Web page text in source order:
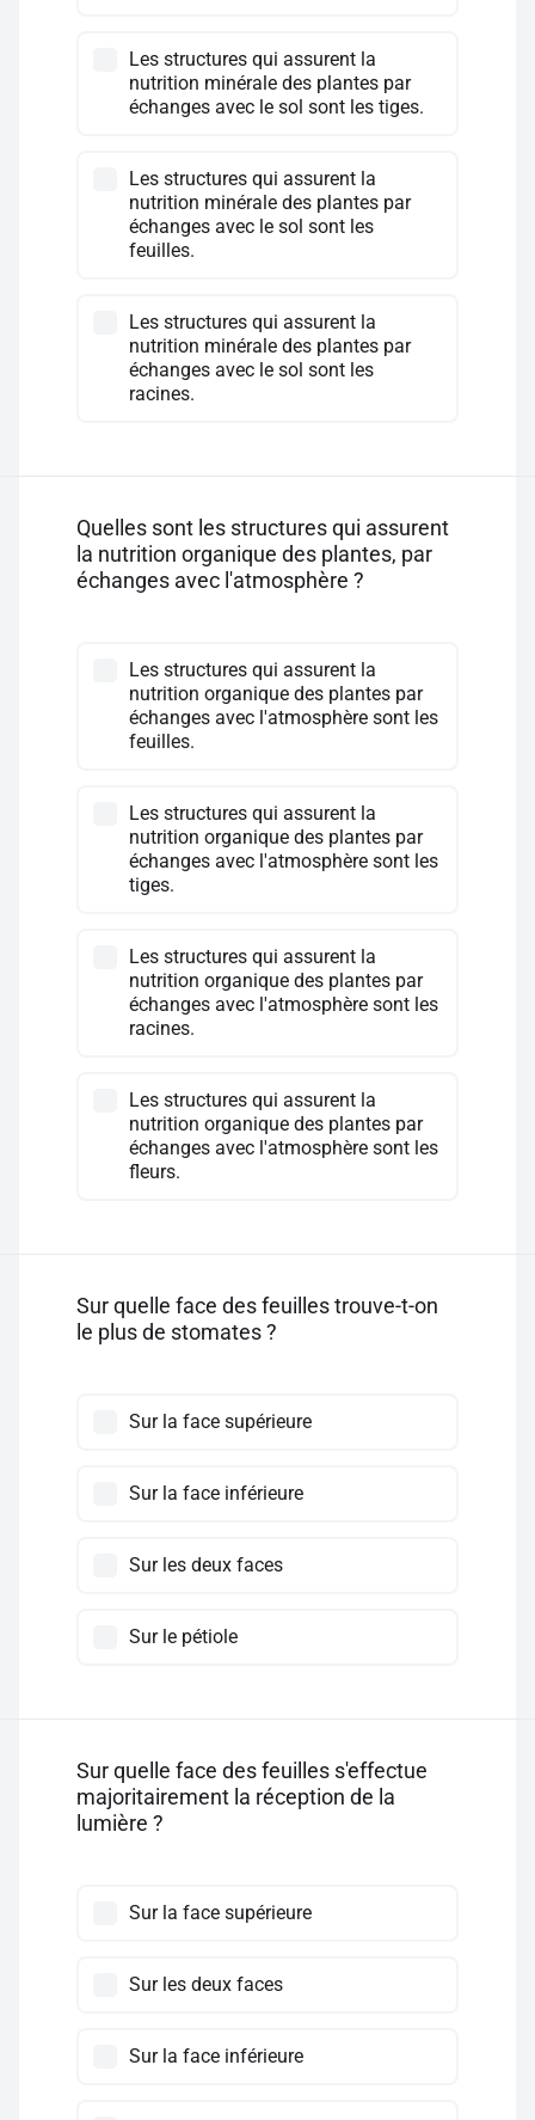
Les structures qui assurent la
nutrition minérale des plantes par
échanges avec le sol sont les tiges.
Les structures qui assurent la
nutrition minérale des plantes par
échanges avec le sol sont les
feuilles.
Les structures qui assurent la
nutrition minérale des plantes par
échanges avec le sol sont les
racines.
Quelles sont les structures qui assurent
la nutrition organique des plantes, par
échanges avec l'atmosphère ?
Les structures qui assurent la
nutrition organique des plantes par
échanges avec l'atmosphère sont les
feuilles.
Les structures qui assurent la
nutrition organique des plantes par
échanges avec l'atmosphère sont les
tiges.
Les structures qui assurent la
nutrition organique des plantes par
échanges avec l'atmosphère sont les
racines.
Les structures qui assurent la
nutrition organique des plantes par
échanges avec l'atmosphère sont les
fleurs.
Sur quelle face des feuilles trouve-t-on
le plus de stomates ?
Sur la face supérieure
Sur la face inférieure
Sur les deux faces
Sur le pétiole
Sur quelle face des feuilles s'effectue
majoritairement la réception de la
lumière ?
Sur la face supérieure
Sur les deux faces
Sur la face inférieure